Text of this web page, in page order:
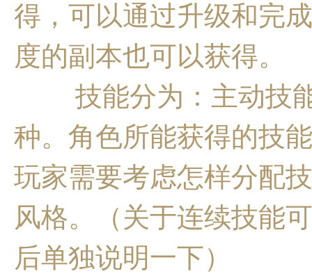
得，可以通过升级和完
度的副本也可以获得。
技能分为：主动技能
种。角色所能获得的技
玩家需要考虑怎样分配
风格。（ 关于连续技能
后单独说明一下）